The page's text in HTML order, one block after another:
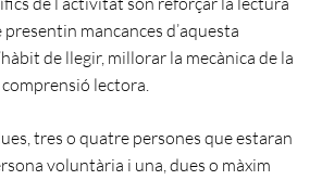
mancances d’aquesta
de llegir, millorar la mecànica de la
lectora.
tres o quatre persones que estaran
voluntària i una, dues o màxim